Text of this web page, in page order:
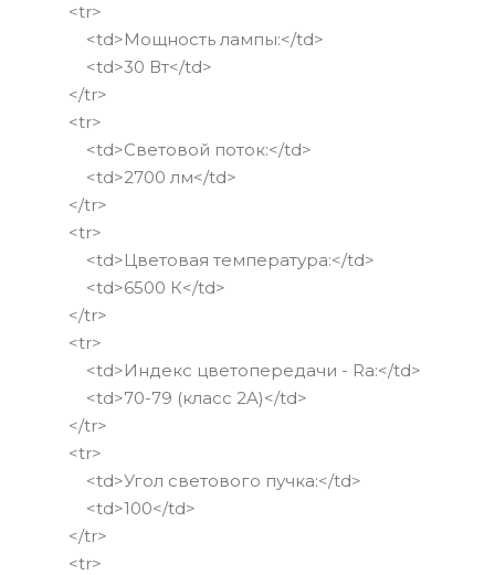
<tr>
<td>Мощность лампы:</td>
<td>30 Вт</td>
</tr>
<tr>
<td>Световой поток:</td>
<td>2700 лм</td>
</tr>
<tr>
<td>Цветовая температура:</td>
<td>6500 К</td>
</tr>
<tr>
<td>Индекс цветопередачи - Ra:</td>
<td>70-79 (класс 2A)</td>
</tr>
<tr>
<td>Угол светового пучка:</td>
<td>100</td>
</tr>
<tr>